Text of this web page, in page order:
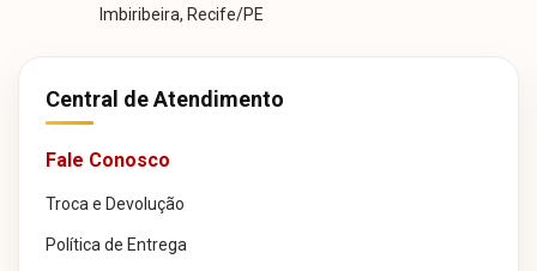
Imbiribeira, Recife/PE
Central de Atendimento
Fale Conosco
Troca e Devolução
Política de Entrega